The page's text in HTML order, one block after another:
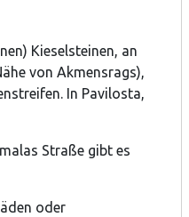
Kieselsteinen, an
von Akmensrags),
In Pavilosta,
Straße gibt es
oder